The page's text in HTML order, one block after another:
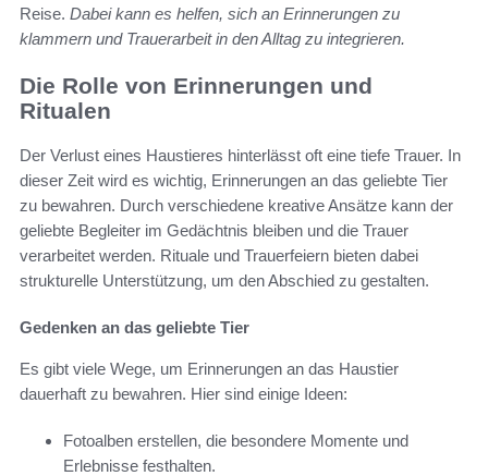
Reise. Dabei kann es helfen, sich an Erinnerungen zu
klammern und Trauerarbeit in den Alltag zu integrieren.
Die Rolle von Erinnerungen und
Ritualen
Der Verlust eines Haustieres hinterlässt oft eine tiefe Trauer. In
dieser Zeit wird es wichtig, Erinnerungen an das geliebte Tier
zu bewahren. Durch verschiedene kreative Ansätze kann der
geliebte Begleiter im Gedächtnis bleiben und die Trauer
verarbeitet werden. Rituale und Trauerfeiern bieten dabei
strukturelle Unterstützung, um den Abschied zu gestalten.
Gedenken an das geliebte Tier
Es gibt viele Wege, um Erinnerungen an das Haustier
dauerhaft zu bewahren. Hier sind einige Ideen:
Fotoalben erstellen, die besondere Momente und
Erlebnisse festhalten.